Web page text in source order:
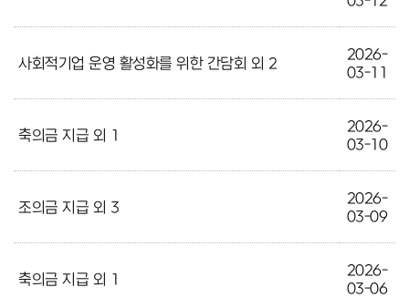
사회적기업 운영 활성화를 위한 간담회 외 2
2026-
03-11
축의금 지급 외 1
2026-
03-10
조의금 지급 외 3
2026-
03-09
축의금 지급 외 1
2026-
03-06